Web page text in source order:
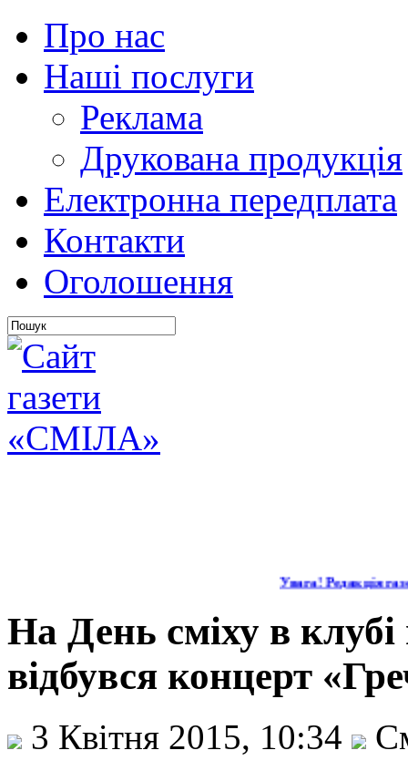
Про нас
Наші послуги
Реклама
Друкована продукція
Електронна передплата
Контакти
Оголошення
Увага! Редакція
На День сміху в
відбувся концерт
3 Квітня 2015, 10:34